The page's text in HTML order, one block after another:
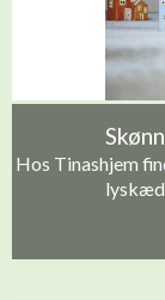
Hos Tinashjem